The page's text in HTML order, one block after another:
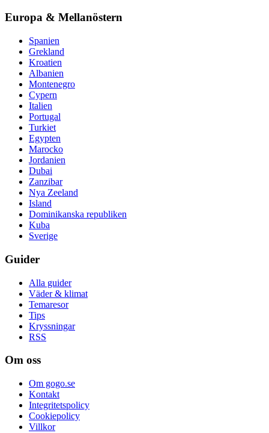
Europa & Mellanöstern
Spanien
Grekland
Kroatien
Albanien
Montenegro
Cypern
Italien
Portugal
Turkiet
Egypten
Marocko
Jordanien
Dubai
Zanzibar
Nya Zeeland
Island
Dominikanska republiken
Kuba
Sverige
Guider
Alla guider
Väder & klimat
Temaresor
Tips
Kryssningar
RSS
Om oss
Om gogo.se
Kontakt
Integritetspolicy
Cookiepolicy
Villkor